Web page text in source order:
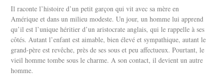
Il raconte l’histoire d’un petit garçon qui vit avec sa mère en
Amérique et dans un milieu modeste. Un jour, un homme lui apprend
qu’il est l’unique héritier d’un aristocrate anglais, qui le rappelle à ses
côtés. Autant l’enfant est aimable, bien élevé et sympathique, autant le
grand-père est revêche, près de ses sous et peu affectueux. Pourtant, le
vieil homme tombe sous le charme. A son contact, il devient un autre
homme.